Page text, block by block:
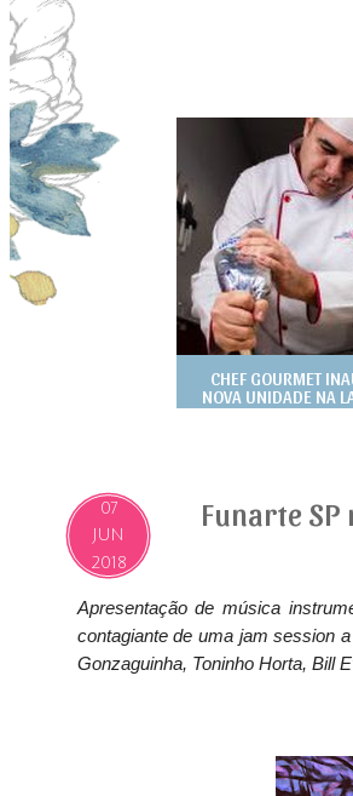
CHEF GOURMET
NOVA UNIDADE NA
07
JUN
2018
Funarte
Apresentação de música
contagiante de uma jam session
Gonzaguinha, Toninho Horta, Bill